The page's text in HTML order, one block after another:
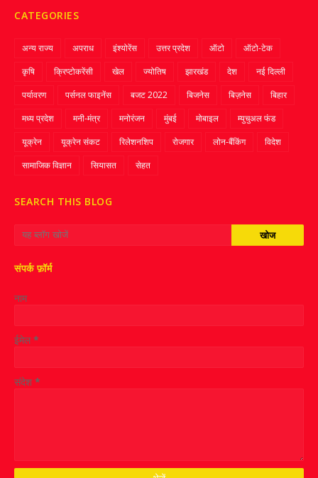
CATEGORIES
अन्य राज्य अपराध इंश्योरेंस उत्तर प्रदेश ऑटो
ऑटो-टेक
कृषि
क्रिप्‍टोकरेंसी खेल ज्‍योतिष झारखंड देश
नई दिल्ली
पर्यावरण
पर्सनल फाइनेंस बजट 2022 बिजनेस बिज़नेस
बिहार
मध्य प्रदेश
मनी-मंत्र मनोरंजन मुंबई मोबाइल
म्‍युचुअल फंड
यूक्रेन
यूक्रेन संकट रिलेशनशिप रोजगार लोन-बैंकिंग
विदेश
सामाजिक विज्ञान
सियासत सेहत
SEARCH THIS BLOG
संपर्क फ़ॉर्म
नाम
ईमेल*
संदेश *